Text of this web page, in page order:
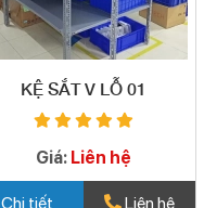
KỆ SẮT V LỖ 01
Giá: Liên hệ
Chi tiết Liên hệ